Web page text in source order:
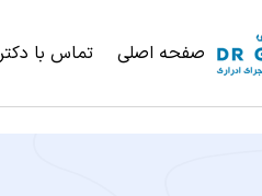
صفحه اصلی تماس با دکتر